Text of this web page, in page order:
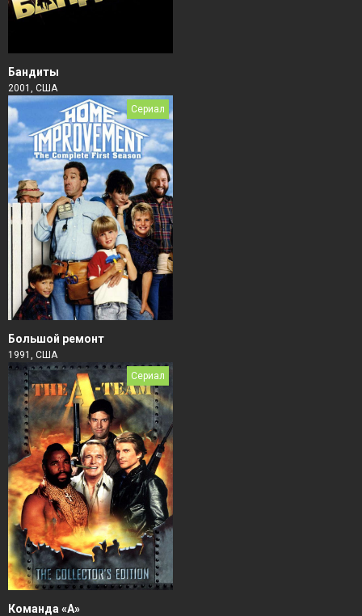
Бандиты
2001, США
Сериал
Большой ремонт
1991, США
Сериал
Команда «А»